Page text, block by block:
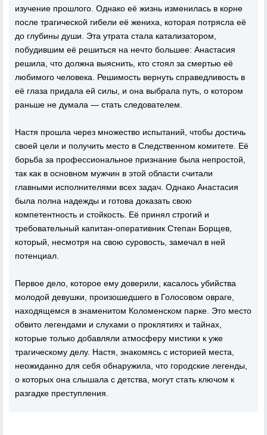
изучение прошлого. Однако её жизнь изменилась в корне
после трагической гибели её жениха, которая потрясла её
до глубины души. Эта утрата стала катализатором,
побудившим её решиться на нечто большее: Анастасия
решила, что должна выяснить, кто стоял за смертью её
любимого человека. Решимость вернуть справедливость в
её глаза придала ей силы, и она выбрала путь, о котором
раньше не думала — стать следователем.
Настя прошла через множество испытаний, чтобы достичь
своей цели и получить место в Следственном комитете. Её
борьба за профессиональное признание была непростой,
так как в основном мужчин в этой области считали
главными исполнителями всех задач. Однако Анастасия
была полна надежды и готова доказать свою
компетентность и стойкость. Её принял строгий и
требовательный капитан-оперативник Степан Борщев,
который, несмотря на свою суровость, замечал в ней
потенциал.
Первое дело, которое ему доверили, касалось убийства
молодой девушки, произошедшего в Голосовом овраге,
находящемся в знаменитом Коломенском парке. Это место
обвито легендами и слухами о проклятиях и тайнах,
которые только добавляли атмосферу мистики к уже
трагическому делу. Настя, знакомясь с историей места,
неожиданно для себя обнаружила, что городские легенды,
о которых она слышала с детства, могут стать ключом к
разгадке преступления.